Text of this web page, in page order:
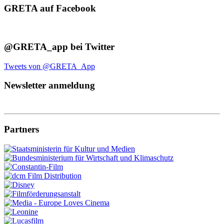
GRETA auf Facebook
@GRETA_app bei Twitter
Tweets von @GRETA_App
Newsletter anmeldung
Partners